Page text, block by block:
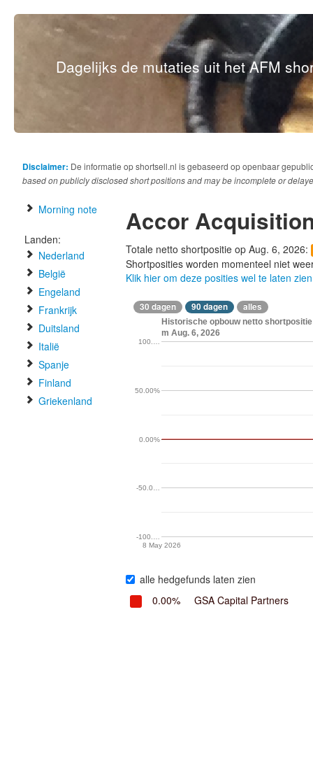
Dagelijks de mutaties uit het AFM
Disclaimer: De informatie op shortsell.nl is gebaseerd op openbaar
based on publicly disclosed short positions and may be incomplete or
Morning note
Landen:
Nederland
België
Engeland
Frankrijk
Duitsland
Italië
Spanje
Finland
Griekenland
Accor
Totale netto shortpositie op Aug. 6, 2026:
Shortposities worden momenteel niet
Klik hier om deze posities wel te laten zien
30 dagen 90 dagen alles
Historische opbouw netto
m Aug. 6, 2026
8 May 2026
-100.…
-50.0…
0.00%
50.00%
100.…
alle hedgefunds laten zien
0.00%
GSA Capital Partners